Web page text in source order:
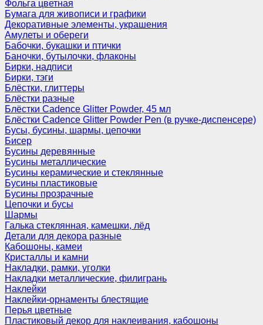
Фольга цветная
Бумага для живописи и графики
Декоративные элементы, украшения
Амулеты и обереги
Бабочки, букашки и птички
Баночки, бутылочки, флаконы
Бирки, надписи
Бирки, тэги
Блёстки, глиттеры
Блёстки разные
Блёстки Cadence Glitter Powder, 45 мл
Блёстки Cadence Glitter Powder Pen (в ручке-диспенсере)
Бусы, бусины, шармы, цепочки
Бисер
Бусины деревянные
Бусины металлические
Бусины керамические и стеклянные
Бусины пластиковые
Бусины прозрачные
Цепочки и бусы
Шармы
Галька стеклянная, камешки, лёд
Детали для декора разные
Кабошоны, камеи
Кристаллы и камни
Накладки, рамки, уголки
Накладки металлические, филигрань
Наклейки
Наклейки-орнаменты блестящие
Перья цветные
Пластиковый декор для наклеивания, кабошоны